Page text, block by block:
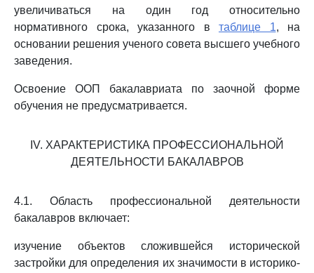
увеличиваться на один год относительно
нормативного срока, указанного в таблице 1, на
основании решения ученого совета высшего учебного
заведения.
Освоение ООП бакалавриата по заочной форме
обучения не предусматривается.
IV. ХАРАКТЕРИСТИКА ПРОФЕССИОНАЛЬНОЙ
ДЕЯТЕЛЬНОСТИ БАКАЛАВРОВ
4.1. Область профессиональной деятельности
бакалавров включает:
изучение объектов сложившейся исторической
застройки для определения их значимости в историко-